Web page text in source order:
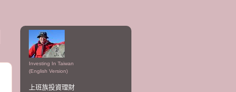
Investing In Taiwan
(English Version)
上班族投資理財